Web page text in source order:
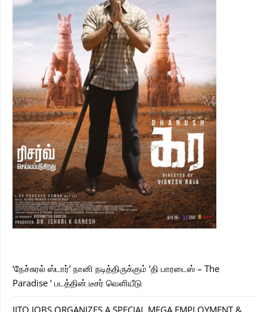
‘நேச்சுரல் ஸ்டார்’ நானி நடித்திருக்கும் ‘தி பாரடைஸ் – The
Paradise ‘ படத்தின் டீசர் வெளியீடு